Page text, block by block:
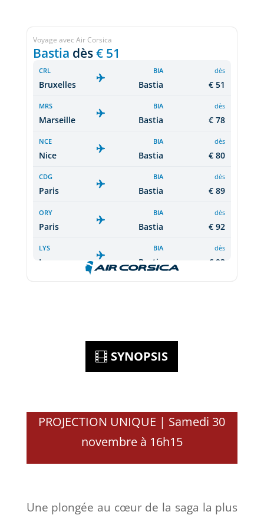
SYNOPSIS
PROJECTION UNIQUE | Samedi 30
novembre à 16h15
Une plongée au cœur de la saga la plus